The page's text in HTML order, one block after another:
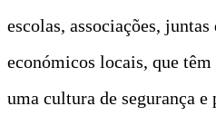
escolas, associações,
económicos locais, que
uma cultura de segurança e